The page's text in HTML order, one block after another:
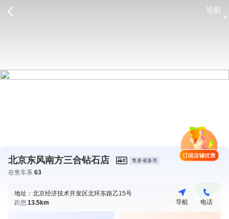
导航
北京东风南方三合钻石店 售多省多市
在售车系 63
地址：北京经济技术开发区北环东路乙15号
距您13.5km 导航 电话